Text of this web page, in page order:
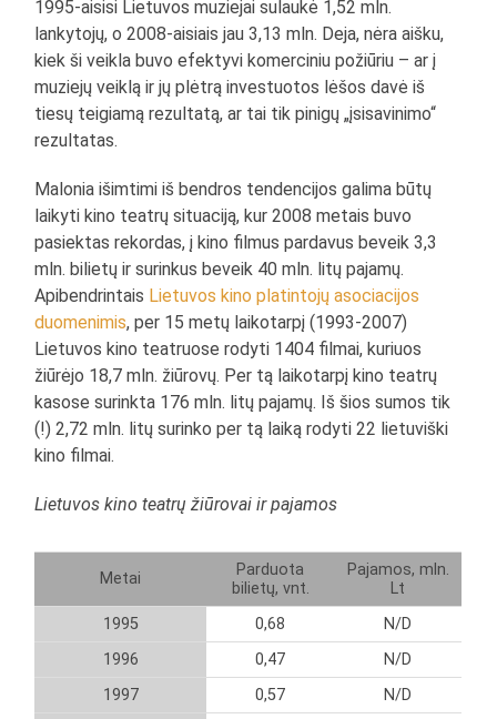
1995-aisisi Lietuvos muziejai sulaukė 1,52 mln.
lankytojų, o 2008-aisiais jau 3,13 mln. Deja, nėra aišku,
kiek ši veikla buvo efektyvi komerciniu požiūriu – ar į
muziejų veiklą ir jų plėtrą investuotos lėšos davė iš
tiesų teigiamą rezultatą, ar tai tik pinigų „įsisavinimo“
rezultatas.
Malonia išimtimi iš bendros tendencijos galima būtų
laikyti kino teatrų situaciją, kur 2008 metais buvo
pasiektas rekordas, į kino filmus pardavus beveik 3,3
mln. bilietų ir surinkus beveik 40 mln. litų pajamų.
Apibendrintais Lietuvos kino platintojų asociacijos
duomenimis, per 15 metų laikotarpį (1993-2007)
Lietuvos kino teatruose rodyti 1404 filmai, kuriuos
žiūrėjo 18,7 mln. žiūrovų. Per tą laikotarpį kino teatrų
kasose surinkta 176 mln. litų pajamų. Iš šios sumos tik
(!) 2,72 mln. litų surinko per tą laiką rodyti 22 lietuviški
kino filmai.
Lietuvos kino teatrų žiūrovai ir pajamos
Metai
Parduota
bilietų, vnt.
Pajamos, mln.
Lt
1995
0,68
N/D
1996
0,47
N/D
1997
0,57
N/D